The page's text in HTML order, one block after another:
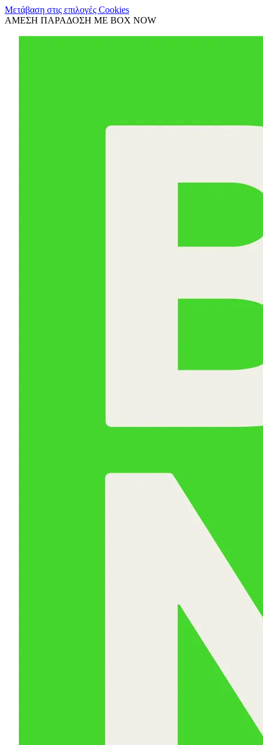
Μετάβαση στις επιλογές Cookies
ΑΜΕΣΗ ΠΑΡΑΔΟΣΗ ΜΕ BOX NOW